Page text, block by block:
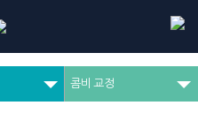
콤비 교정